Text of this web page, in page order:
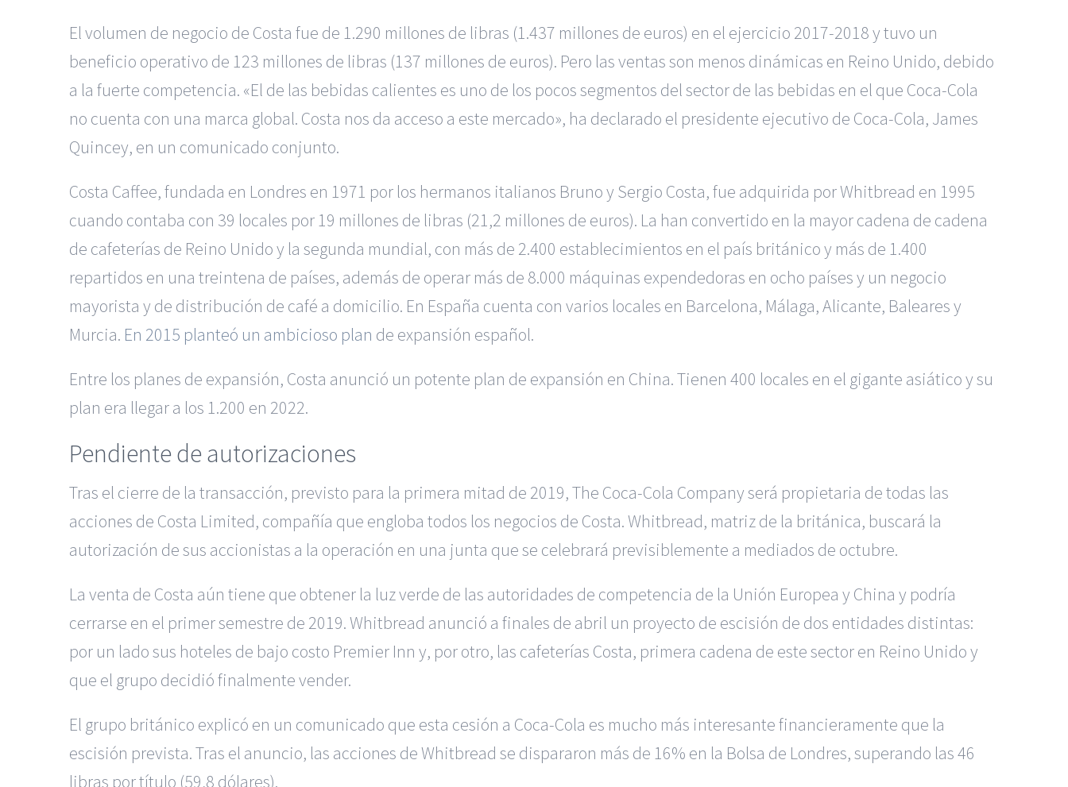
El volumen de negocio de Costa fue de 1.290 millones de libras (1.437 millones de euros) en el ejercicio 2017-2018 y tuvo un
beneficio operativo de 123 millones de libras (137 millones de euros). Pero las ventas son menos dinámicas en Reino Unido, debido
a la fuerte competencia. «El de las bebidas calientes es uno de los pocos segmentos del sector de las bebidas en el que Coca-Cola
no cuenta con una marca global. Costa nos da acceso a este mercado», ha declarado el presidente ejecutivo de Coca-Cola, James
Quincey, en un comunicado conjunto.
Costa Caffee, fundada en Londres en 1971 por los hermanos italianos Bruno y Sergio Costa, fue adquirida por Whitbread en 1995
cuando contaba con 39 locales por 19 millones de libras (21,2 millones de euros). La han convertido en la mayor cadena de cadena
de cafeterías de Reino Unido y la segunda mundial, con más de 2.400 establecimientos en el país británico y más de 1.400
repartidos en una treintena de países, además de operar más de 8.000 máquinas expendedoras en ocho países y un negocio
mayorista y de distribución de café a domicilio. En España cuenta con varios locales en Barcelona, Málaga, Alicante, Baleares y
Murcia. En 2015 planteó un ambicioso plan de expansión español.
Entre los planes de expansión, Costa anunció un potente plan de expansión en China. Tienen 400 locales en el gigante asiático y su
plan era llegar a los 1.200 en 2022.
Pendiente de autorizaciones
Tras el cierre de la transacción, previsto para la primera mitad de 2019, The Coca-Cola Company será propietaria de todas las
acciones de Costa Limited, compañía que engloba todos los negocios de Costa. Whitbread, matriz de la británica, buscará la
autorización de sus accionistas a la operación en una junta que se celebrará previsiblemente a mediados de octubre.
La venta de Costa aún tiene que obtener la luz verde de las autoridades de competencia de la Unión Europea y China y podría
cerrarse en el primer semestre de 2019. Whitbread anunció a finales de abril un proyecto de escisión de dos entidades distintas:
por un lado sus hoteles de bajo costo Premier Inn y, por otro, las cafeterías Costa, primera cadena de este sector en Reino Unido y
que el grupo decidió finalmente vender.
El grupo británico explicó en un comunicado que esta cesión a Coca-Cola es mucho más interesante financieramente que la
escisión prevista. Tras el anuncio, las acciones de Whitbread se dispararon más de 16% en la Bolsa de Londres, superando las 46
libras por título (59,8 dólares).